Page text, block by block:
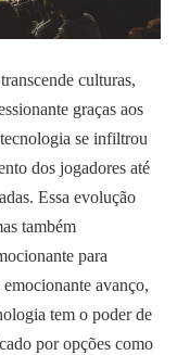
culturas,
graças aos
se infiltrou
dos jogadores até
Essa evolução
também
para
avanço,
tem o poder de
por opções como